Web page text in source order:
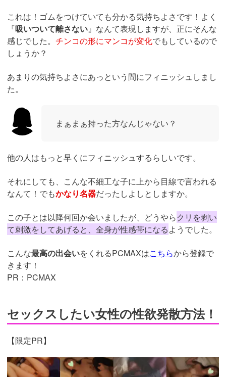
これは！ゴムをつけていても分かる気持ちよさです！よく
『吸いついて離さない』なんて表現しますが、正にそんな
感じでした。 チンコの形にマンコが変化でもしているので
しょうか？
あまりの気持ちよさにあっという間にフィニッシュしまし
た。
まぁまぁ持った方なんじゃない？
他の人はもっと早くにフィニッシュするらしいです。
それにしても、こんな不細工な子に上から目線で言われる
なんて！でもかなり名器だったしよしとしますか。
この子とは以降何回か会いましたが、どうやらクリを剥い
て刺激をしてあげると、全身が性感帯になるようでした。
こんな最高の出会いをくれるPCMAXはこちらから登録で
きます！
PR：PCMAX
セックスしたい女性の性欲発散方法！
【限定PR】
https://pcmax.jp/lp/?
ad_id=rm307152